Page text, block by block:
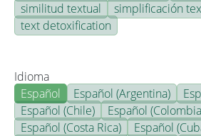
similitud textual
simplificación
text detoxification
Idioma
Español
Español (Argentina)
Español (Chile)
Español
Español (Costa Rica)
Español